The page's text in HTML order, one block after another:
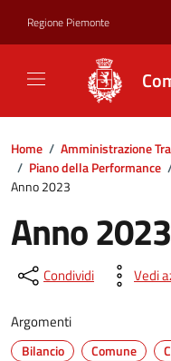
Regione Piemonte
Home / Amministrazione
/ Piano della Performance
Anno 2023
Anno 2023
Condividi Vedi
Argomenti
Bilancio Comune